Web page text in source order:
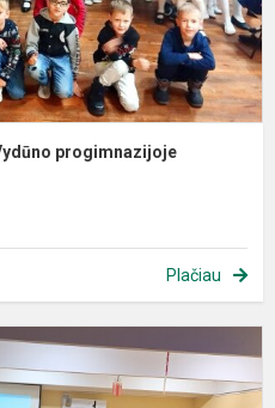
progimnazijoje
Plačiau